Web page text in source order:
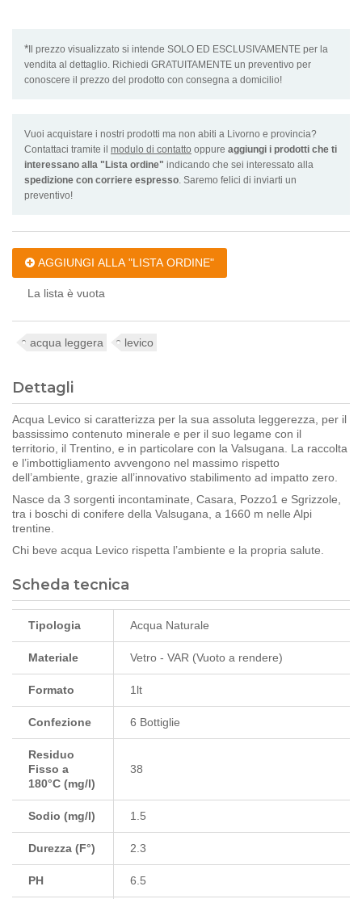
*Il prezzo visualizzato si intende SOLO ED ESCLUSIVAMENTE per la
vendita al dettaglio. Richiedi GRATUITAMENTE un preventivo per
conoscere il prezzo del prodotto con consegna a domicilio!
Vuoi acquistare i nostri prodotti ma non abiti a Livorno e provincia?
Contattaci tramite il modulo di contatto oppure aggiungi i prodotti che ti
interessano alla "Lista ordine" indicando che sei interessato alla
spedizione con corriere espresso. Saremo felici di inviarti un
preventivo!
AGGIUNGI ALLA "LISTA ORDINE"
La lista è vuota
acqua leggera levico
Dettagli
Acqua Levico si caratterizza per la sua assoluta leggerezza , per il
bassissimo contenuto minerale e per il suo legame con il
territorio, il Trentino, e in particolare con la Valsugana. La raccolta
e l’imbottigliamento avvengono nel massimo rispetto
dell’ambiente, grazie all’innovativo stabilimento ad impatto zero
Nasce da 3 sorgenti incontaminate, Casara, Pozzo1 e Sgrizzole,
tra i boschi di conifere della Valsugana, a 1660 m nelle Alpi
trentine.
Chi beve acqua Levico rispetta l’ambiente e la propria salute.
Scheda tecnica
Tipologia Acqua Naturale
Materiale Vetro - VAR (Vuoto a rendere)
Formato 1lt
Confezione 6 Bottiglie
Residuo
Fisso a
180°C (mg/l)
38
Sodio (mg/l) 1.5
Durezza (F°) 2.3
PH 6.5